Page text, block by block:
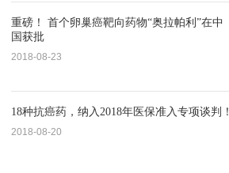
重磅！ 首个卵巢癌靶向药物“奥拉帕利”在中
国获批
2018-08-23
18种抗癌药，纳入2018年医保准入专项谈判！
2018-08-20